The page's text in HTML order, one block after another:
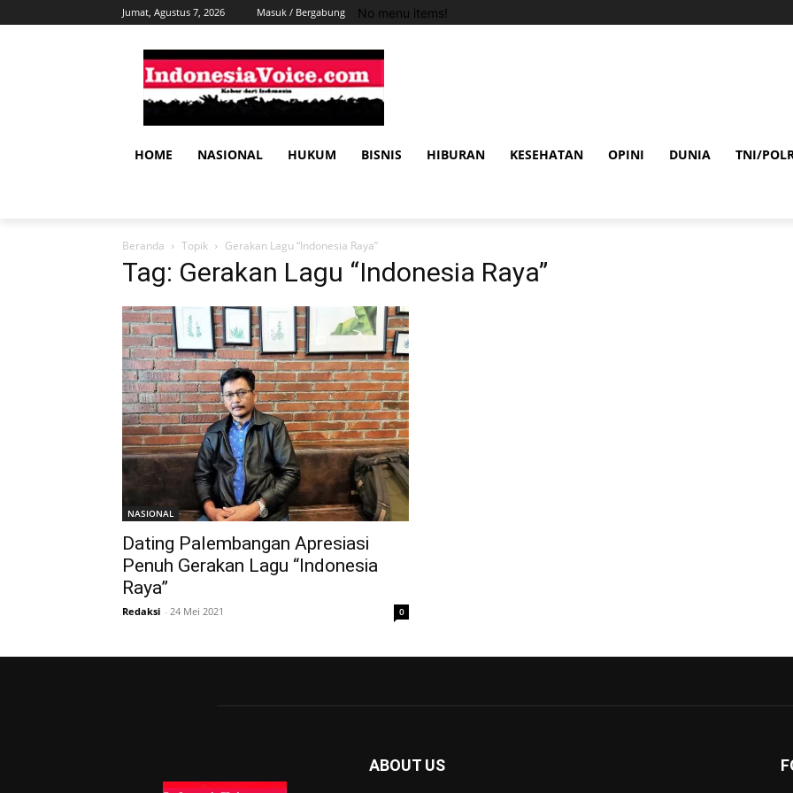
Jumat, Agustus 7, 2026 Masuk / Bergabung No menu items!
HOME NASIONAL HUKUM BISNIS HIBURAN KESEHATAN OPINI DUNIA TNI/
Beranda Topik Gerakan Lagu “Indonesia Raya”
Tag: Gerakan Lagu “Indonesia Raya”
NASIONAL
Dating Palembangan Apresiasi
Penuh Gerakan Lagu “Indonesia
Raya”
Redaksi - 24 Mei 2021 0
ABOUT US